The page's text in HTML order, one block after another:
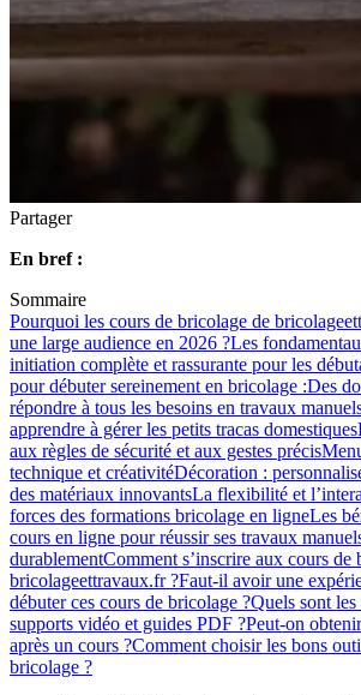
Partager
En bref :
Sommaire
Pourquoi les cours de bricolage de
une large audience en 2026 ?Les
initiation complète et rassurante pour les
pour débuter sereinement en bricolage :Des
répondre à tous les besoins en travaux
apprendre à gérer les petits tracas domestiques
aux règles de sécurité et aux gestes précis
technique et créativitéDécoration :
des matériaux innovantsLa flexibilité et
forces des formations bricolage en ligneLes
cours en ligne pour réussir ses travaux
durablementComment s’inscrire aux cours de
bricolageettravaux.fr ?Faut-il avoir une
débuter ces cours de bricolage ?Quels sont les
supports vidéo et guides PDF ?Peut-on
après un cours ?Comment choisir les bons
bricolage ?